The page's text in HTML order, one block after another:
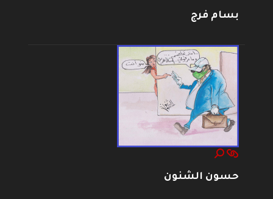
بسام فرج
حسون الشنون